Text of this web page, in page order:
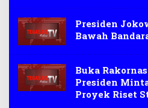
Presiden
Bawah
Buka
Presiden
Proyek Riset